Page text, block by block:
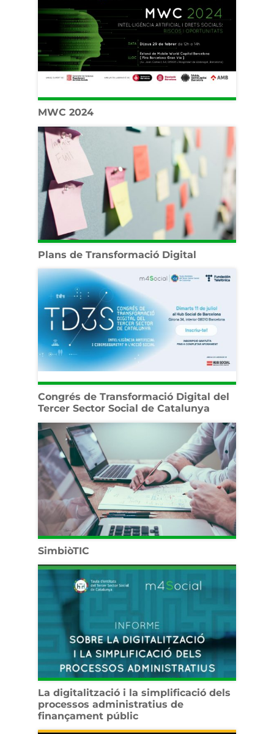
MWC 2024
Plans de Transformació Digital
Congrés de Transformació Digital del
Tercer Sector Social de Catalunya
SimbiòTIC
La digitalització i la simplificació dels
processos administratius de
finançament públic